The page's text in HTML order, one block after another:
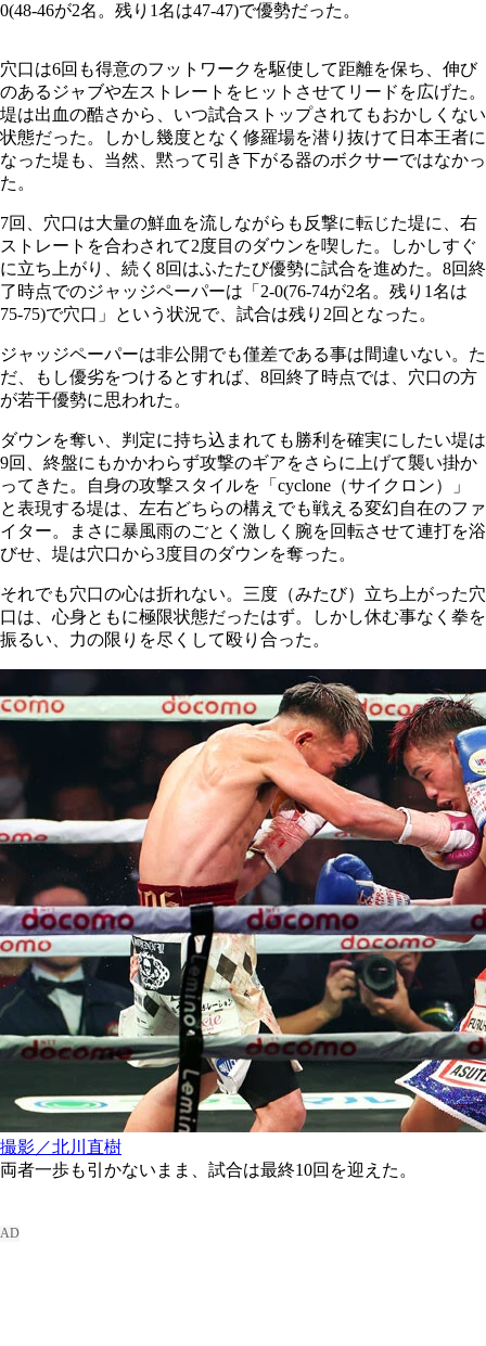
0(48-46が2名。残り1名は47-47)で優勢だった。
穴口は6回も得意のフットワークを駆使して距離を保ち、伸び
のあるジャブや左ストレートをヒットさせてリードを広げた。
堤は出血の酷さから、いつ試合ストップされてもおかしくない
状態だった。しかし幾度となく修羅場を潜り抜けて日本王者に
なった堤も、当然、黙って引き下がる器のボクサーではなかっ
た。
7回、穴口は大量の鮮血を流しながらも反撃に転じた堤に、右
ストレートを合わされて2度目のダウンを喫した。しかしすぐ
に立ち上がり、続く8回はふたたび優勢に試合を進めた。8回終
了時点でのジャッジペーパーは「2-0(76-74が2名。残り1名は
75-75)で穴口」という状況で、試合は残り2回となった。
ジャッジペーパーは非公開でも僅差である事は間違いない。た
だ、もし優劣をつけるとすれば、8回終了時点では、穴口の方
が若干優勢に思われた。
ダウンを奪い、判定に持ち込まれても勝利を確実にしたい堤は
9回、終盤にもかかわらず攻撃のギアをさらに上げて襲い掛か
ってきた。自身の攻撃スタイルを「cyclone（サイクロン）」
と表現する堤は、左右どちらの構えでも戦える変幻自在のファ
イター。まさに暴風雨のごとく激しく腕を回転させて連打を浴
びせ、堤は穴口から3度目のダウンを奪った。
それでも穴口の心は折れない。三度（みたび）立ち上がった穴
口は、心身ともに極限状態だったはず。しかし休む事なく拳を
振るい、力の限りを尽くして殴り合った。
撮影／北川直樹
両者一歩も引かないまま、試合は最終10回を迎えた。